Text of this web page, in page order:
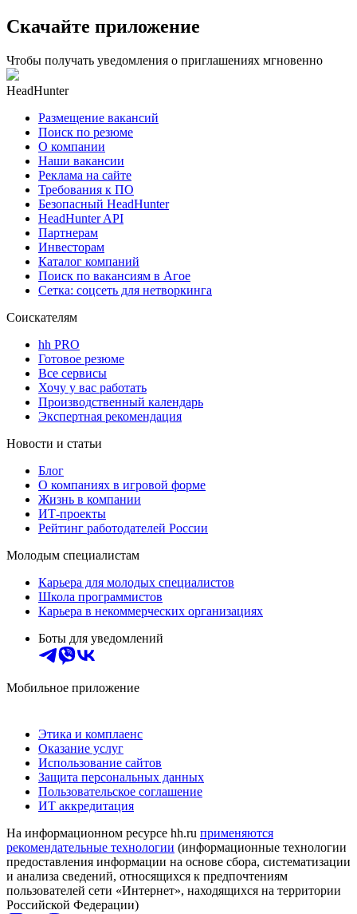
Скачайте приложение
Чтобы получать уведомления о приглашениях мгновенно
HeadHunter
Размещение вакансий
Поиск по резюме
О компании
Наши вакансии
Реклама на сайте
Требования к ПО
Безопасный HeadHunter
HeadHunter API
Партнерам
Инвесторам
Каталог компаний
Поиск по вакансиям в Агое
Сетка: соцсеть для нетворкинга
Соискателям
hh PRO
Готовое резюме
Все сервисы
Хочу у вас работать
Производственный календарь
Экспертная рекомендация
Новости и статьи
Блог
О компаниях в игровой форме
Жизнь в компании
ИТ-проекты
Рейтинг работодателей России
Молодым специалистам
Карьера для молодых специалистов
Школа программистов
Карьера в некоммерческих организациях
Боты для уведомлений
Мобильное приложение
Этика и комплаенс
Оказание услуг
Использование сайтов
Защита персональных данных
Пользовательское соглашение
ИТ аккредитация
На информационном ресурсе hh.ru применяются
рекомендательные технологии (информационные технологии
предоставления информации на основе сбора, систематизации
и анализа сведений, относящихся к предпочтениям
пользователей сети «Интернет», находящихся на территории
Российской Федерации)